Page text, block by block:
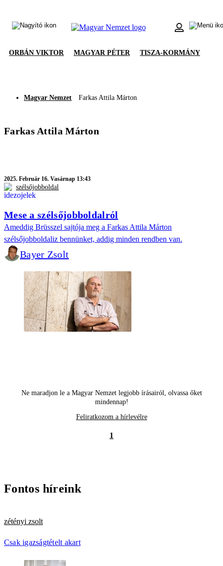
ORBÁN VIKTOR MAGYAR PÉTER TISZA-KORMÁNY
Magyar Nemzet Farkas Attila Márton
Farkas Attila Márton
2025. Február 16. Vasárnap 13:43
szélsőjobboldal
Mese a szélsőjobboldalról
Ameddig Brüsszel sajtója meg a Farkas Attila Márton
szélsőjobboldaliz bennünket, addig minden rendben van.
Bayer Zsolt
Ne maradjon le a Magyar Nemzet legjobb írásairól, olvassa őket
mindennap!
Feliratkozom a hírlevélre
1
Fontos híreink
zétényi zsolt
Csak igazságtételt akart